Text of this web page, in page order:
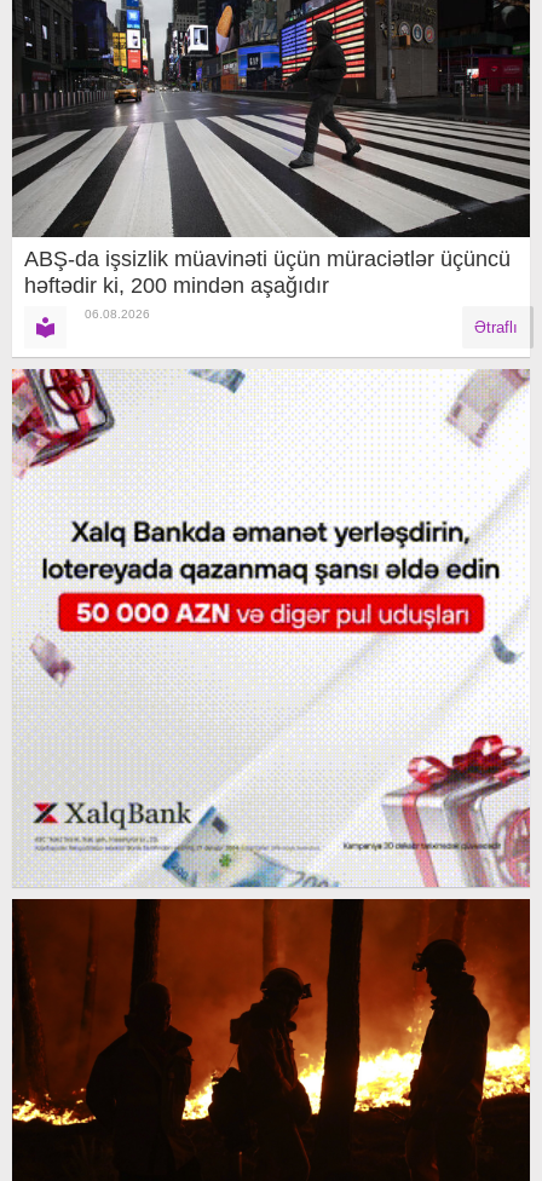
ABŞ-da işsizlik müavinəti üçün müraciətlər üçüncü
həftədir ki, 200 mindən aşağıdır
06.08.2026
Ətraflı